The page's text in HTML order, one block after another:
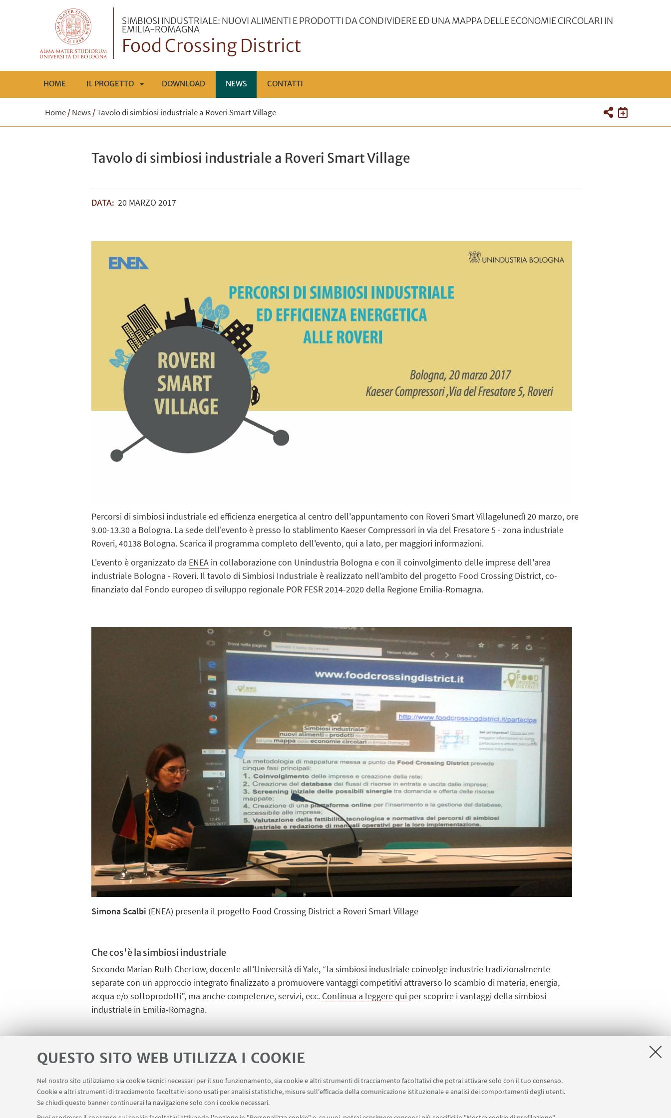
QUESTO SITO WEB UTILIZZA I COOKIE
Nel nostro sito utilizziamo sia cookie tecnici necessari per il suo funzionamento, sia cookie e altri strumenti di tracciamento facoltativi che potrai attivare solo con il tuo consenso.
Cookie e altri strumenti di tracciamento facoltativi sono usati per analisi statistiche, misure sull'efficacia della comunicazione istituzionale e analisi dei comportamenti degli utenti.
Se chiudi questo banner continuerai la navigazione solo con i cookie necessari.
SIMBIOSI INDUSTRIALE: NUOVI ALIMENTI E PRODOTTI DA CONDIVIDERE ED UNA MAPPA DELLE ECONOMIE CIRCOLARI IN
EMILIA-ROMAGNA
Food Crossing District
HOME IL PROGETTO
APRI
DOWNLOAD NEWS CONTATTI
Home/News/Tavolo di simbiosi industriale a Roveri Smart Village
Tavolo di simbiosi industriale a Roveri Smart Village
DATA: 20MARZO 2017
Percorsi di simbiosi industriale ed efficienza energetica al centro dell'appuntamento con Roveri Smart Villagelunedì 20 marzo, ore
9.00-13.30 a Bologna. La sede dell'evento è presso lo stablimento Kaeser Compressori in via del Fresatore 5 - zona industriale
Roveri, 40138 Bologna. Scarica il programma completo dell'evento, qui a lato, per maggiori informazioni.
L'evento è organizzato da ENEA in collaborazione con Unindustria Bologna e con il coinvolgimento delle imprese dell'area
industriale Bologna - Roveri. Il tavolo di Simbiosi Industriale è realizzato nell’ambito del progetto Food Crossing District, co-
finanziato dal Fondo europeo di sviluppo regionale POR FESR 2014-2020 della Regione Emilia-Romagna.
Simona Scalbi (ENEA) presenta il progetto Food Crossing District a Roveri Smart Village
Che cos'è la simbiosi industriale
Secondo Marian Ruth Chertow, docente all’Università di Yale, “la simbiosi industriale coinvolge industrie tradizionalmente
separate con un approccio integrato finalizzato a promuovere vantaggi competitivi attraverso lo scambio di materia, energia,
acqua e/o sottoprodotti”, ma anche competenze, servizi, ecc. Continua a leggere qui per scoprire i vantaggi della simbiosi
industriale in Emilia-Romagna.
ALLEGATI
[ .pdf 3015Kb ]
Programma Roveri Smart Village[ .pdf 545Kb ]